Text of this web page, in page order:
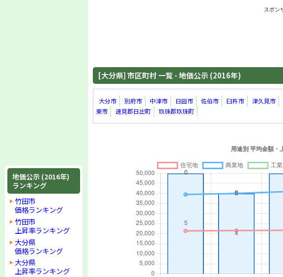
地価公示 (2016年)
ランキング
竹田市
価格ランキング
竹田市
上昇率ランキング
大分県
価格ランキング
大分県
上昇率ランキング
スポン
[大分県] 市区町村 一覧 - 地価公示 (2016年)
大分市 別府市 中津市 日田市 佐伯市 臼杵市 津久見市
東市
速見郡日出町 玖珠郡玖珠町